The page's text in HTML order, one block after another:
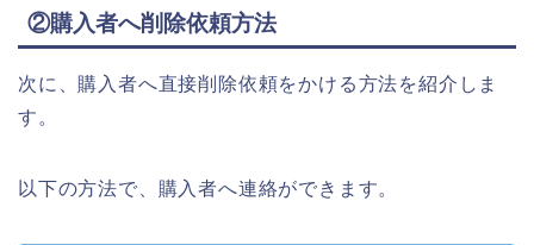
②購入者へ削除依頼方法
次に、購入者へ直接削除依頼をかける方法を紹介しま
す。
以下の方法で、購入者へ連絡ができます。